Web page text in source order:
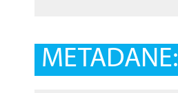
METADANE: